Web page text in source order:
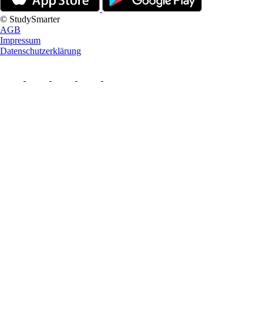
© StudySmarter
AGB
Impressum
Datenschutzerklärung